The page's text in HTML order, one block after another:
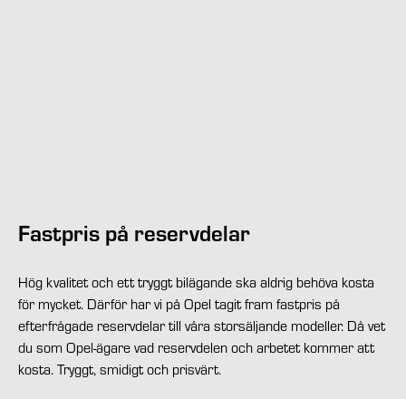
Fastpris på reservdelar
Hög kvalitet och ett tryggt bilägande ska aldrig behöva kosta
för mycket. Därför har vi på Opel tagit fram fastpris på
efterfrågade reservdelar till våra storsäljande modeller. Då vet
du som Opel-ägare vad reservdelen och arbetet kommer att
kosta. Tryggt, smidigt och prisvärt.